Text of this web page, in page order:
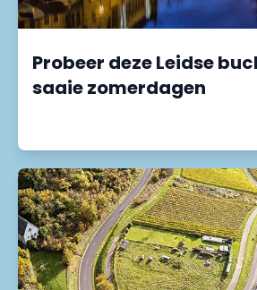
Probeer deze Leidse
saaie zomerdagen